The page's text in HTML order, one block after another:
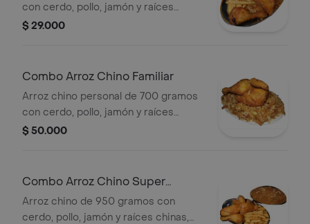
con cerdo, pollo, jamón y raíces
chinas, acompañado de una porción
pechuga o costillas)
$ 29.000
Combo Arroz Chino Familiar
Arroz chino personal de 700 gramos
con cerdo, pollo, jamón y raíces
chinas, acompañado de una porción
$ 50.000
Combo Arroz Chino Super
Familiar
Arroz chino de 950 gramos con
cerdo, pollo, jamón y raíces chinas,